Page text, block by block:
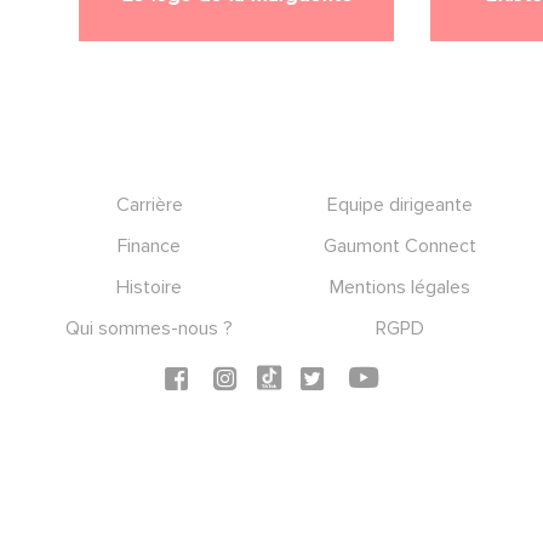
Carrière
Equipe dirigeante
Finance
Gaumont Connect
Histoire
Mentions légales
Qui sommes-nous ?
RGPD
Social icons